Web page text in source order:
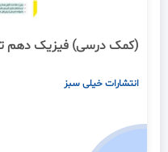
(کمک درسی) فیزیک دهم
انتشارات خیلی سبز